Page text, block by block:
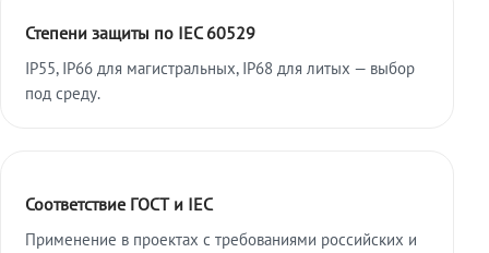
Степени защиты по IEC 60529
IP55, IP66 для магистральных, IP68 для литых — выбор
под среду.
Соответствие ГОСТ и IEC
Применение в проектах с требованиями российских и